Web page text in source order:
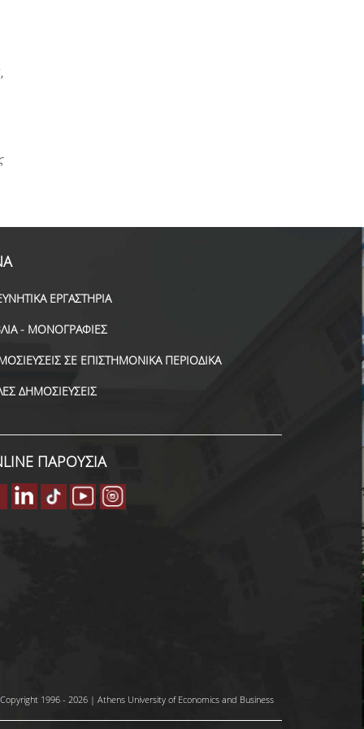
ΕΡΓΑΣΤΗΡΙΑ
- ΜΟΝΟΓΡΑΦΙΕΣ
ΣΕ ΕΠΙΣΤΗΜΟΝΙΚΑ ΠΕΡΙΟΔΙΚΑ
ΔΗΜΟΣΙΕΥΣΕΙΣ
ΠΑΡΟΥΣΙΑ
1996 - 2026 | Athens University of Economics and Business